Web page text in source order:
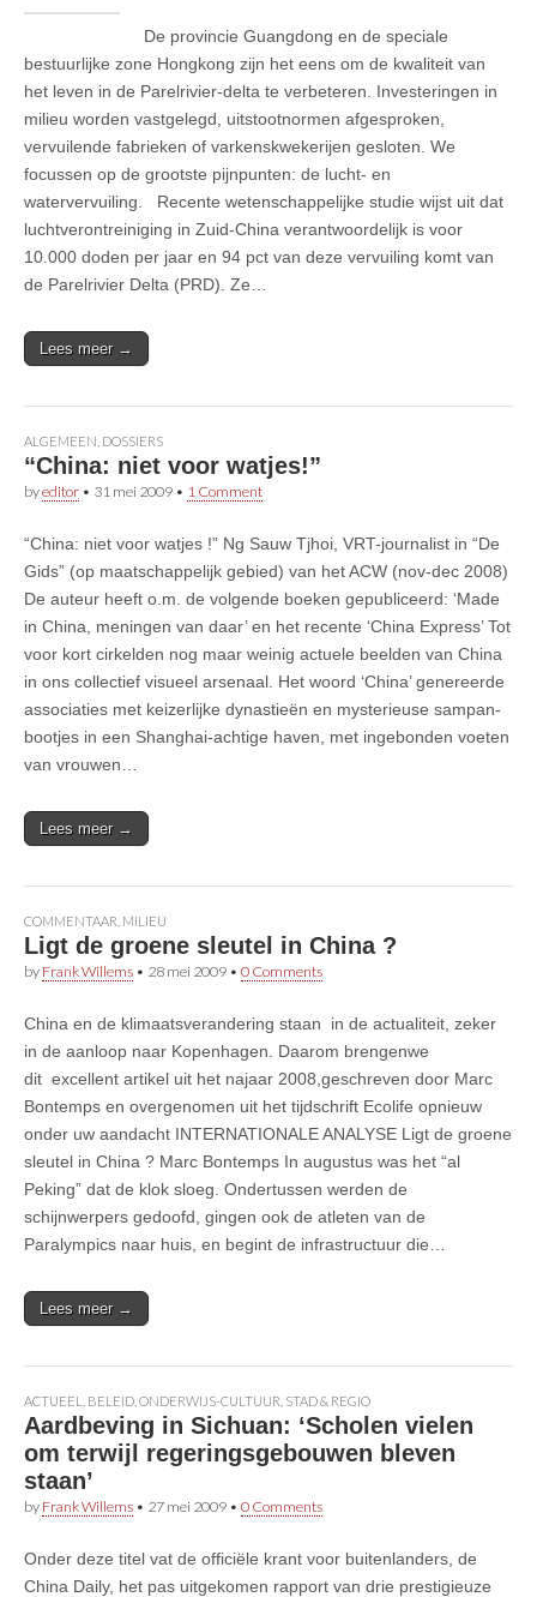
De provincie Guangdong en de speciale
bestuurlijke zone Hongkong zijn het eens om de kwaliteit van
het leven in de Parelrivier-delta te verbeteren. Investeringen in
milieu worden vastgelegd, uitstootnormen afgesproken,
vervuilende fabrieken of varkenskwekerijen gesloten. We
focussen op de grootste pijnpunten: de lucht- en
watervervuiling. Recente wetenschappelijke studie wijst uit dat
luchtverontreiniging in Zuid-China verantwoordelijk is voor
10.000 doden per jaar en 94 pct van deze vervuiling komt van
de Parelrivier Delta (PRD). Ze…
Lees meer →
ALGEMEEN DOSSIERS
“China: niet voor watjes!”
byeditor • 31 mei 2009 • 1 Comment
“China: niet voor watjes !” Ng Sauw Tjhoi, VRT-journalist in “De
Gids” (op maatschappelijk gebied) van het ACW (nov-dec 2008)
De auteur heeft o.m. de volgende boeken gepubliceerd: ‘Made
in China, meningen van daar’ en het recente ‘China Express’ Tot
voor kort cirkelden nog maar weinig actuele beelden van China
in ons collectief visueel arsenaal. Het woord ‘China’ genereerde
associaties met keizerlijke dynastieën en mysterieuse sampan-
bootjes in een Shanghai-achtige haven, met ingebonden voeten
van vrouwen…
Lees meer →
COMMENTAAR MILIEU
Ligt de groene sleutel in China ?
by Frank Willems • 28 mei 2009 • 0 Comments
China en de klimaatsverandering staan in de actualiteit, zeker
in de aanloop naar Kopenhagen. Daarom brengenwe
dit excellent artikel uit het najaar 2008,geschreven door Marc
Bontemps en overgenomen uit het tijdschrift Ecolife opnieuw
onder uw aandacht INTERNATIONALE ANALYSE Ligt de groene
sleutel in China ? Marc Bontemps In augustus was het “al
Peking” dat de klok sloeg. Ondertussen werden de
schijnwerpers gedoofd, gingen ook de atleten van de
Paralympics naar huis, en begint de infrastructuur die…
Lees meer →
ACTUEEL BELEID ONDERWIJS-CULTUUR STAD & REGIO
Aardbeving in Sichuan: ‘Scholen vielen
om terwijl regeringsgebouwen bleven
staan’
by Frank Willems • 27 mei 2009 • 0 Comments
Onder deze titel vat de officiële krant voor buitenlanders, de
China Daily, het pas uitgekomen rapport van drie prestigieuze